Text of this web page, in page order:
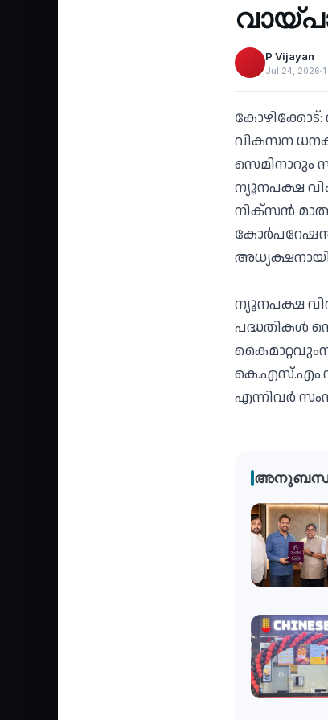
‹
P Vijayan
Jul 24, 2026
വികസന
സെമിനാറും
ന്യൂനപക്ഷ
നിക്‌സന്‍
ന്യൂനപക്ഷ
പദ്ധതികള്‍
എന്നിവര്‍
അനുബന്ധ